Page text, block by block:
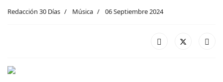
Redacción 30 Días Música 06 Septiembre 2024